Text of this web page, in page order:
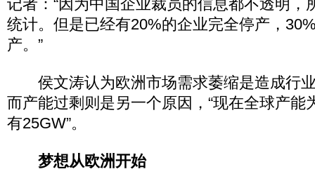
记者：“因为中国企业裁员的信息都不透明，
统计。但是已经有20%的企业完全停产，
产。”
侯文涛认为欧洲市场需求萎缩是造成行
而产能过剩则是另一个原因，“现在全球产能
有25GW”。
梦想从欧洲开始